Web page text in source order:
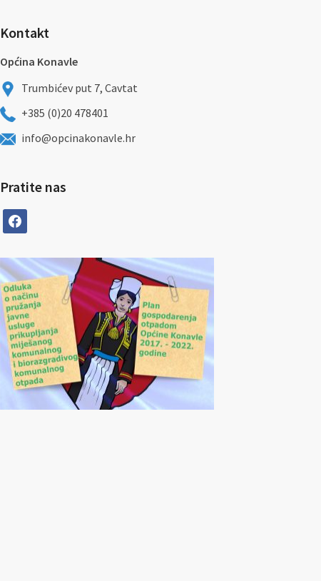
Kontakt
Općina Konavle
Trumbićev put 7, Cavtat
+385 (0)20 478401
info@opcinakonavle.hr
Pratite nas
facebook